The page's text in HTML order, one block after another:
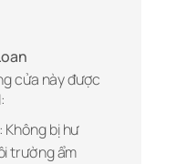
cửa này được
bị hư
trường ẩm